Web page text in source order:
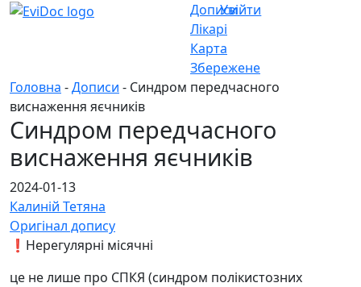
Дописи
Лікарі
Карта
Збережене
Увійти
Головна -Дописи - Синдром передчасного
виснаження яєчників
Синдром передчасного
виснаження яєчників
2024-01-13
Калиній Тетяна
Оригінал допису
❗️Нерегулярні місячні
це не лише про СПКЯ (синдром полікистозних